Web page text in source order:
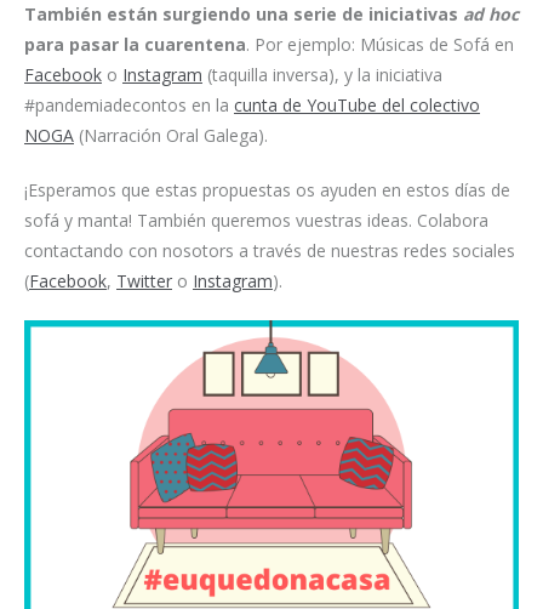
También están surgiendo una serie de iniciativas ad hoc
para pasar la cuarentena. Por ejemplo: Músicas de Sofá en
Facebook o Instagram (taquilla inversa), y la iniciativa
#pandemiadecontos en la cunta de YouTube del colectivo
NOGA (Narración Oral Galega).
¡Esperamos que estas propuestas os ayuden en estos días de
sofá y manta! También queremos vuestras ideas. Colabora
contactando con nosotors a través de nuestras redes sociales
(Facebook, Twitter o Instagram).